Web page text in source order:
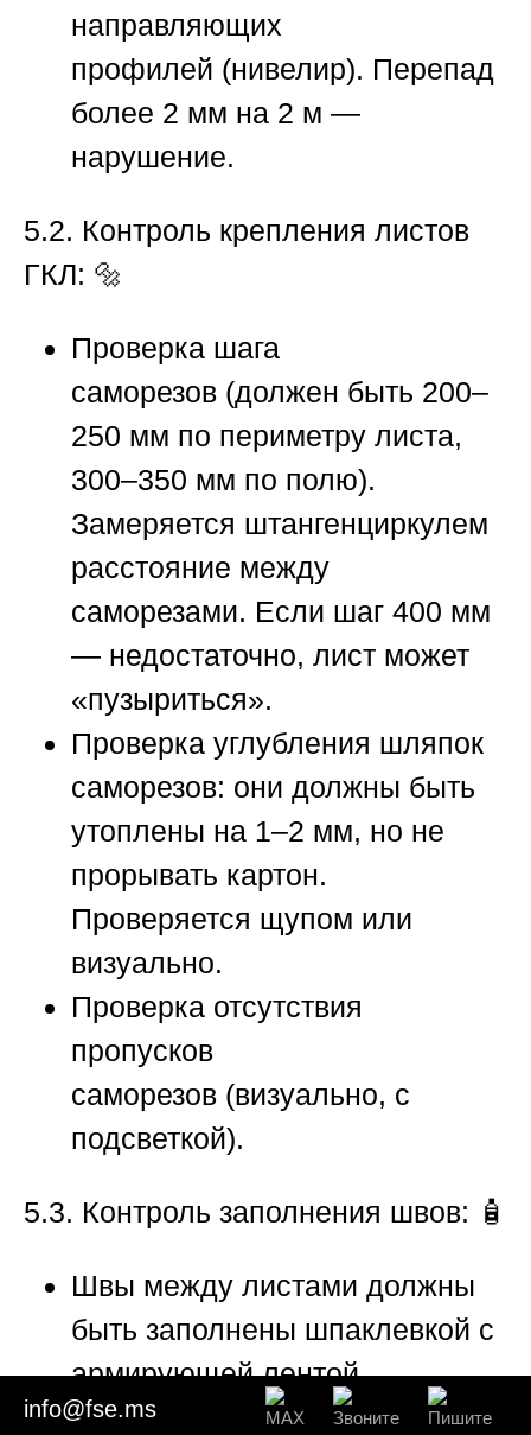
направляющих
профилей (нивелир). Перепад
более 2 мм на 2 м —
нарушение.
5.2. Контроль крепления листов
ГКЛ: 🔩
Проверка шага
саморезов (должен быть 200–
250 мм по периметру листа,
300–350 мм по полю).
Замеряется штангенциркулем
расстояние между
саморезами. Если шаг 400 мм
— недостаточно, лист может
«пузыриться».
Проверка углубления шляпок
саморезов: они должны быть
утоплены на 1–2 мм, но не
прорывать картон.
Проверяется щупом или
визуально.
Проверка отсутствия
пропусков
саморезов (визуально, с
подсветкой).
5.3. Контроль заполнения швов: 🧴
Швы между листами должны
быть заполнены шпаклевкой с
армирующей лентой
(серпянкой). Наличие трещин
info@fse.ms